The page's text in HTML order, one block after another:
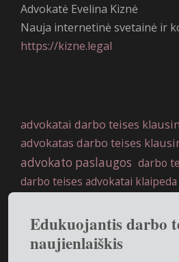
Advokatė Evelina Kiznė
Nauja internetinė svetainė ir
https://kizne.legal
advokatai darbo teises
advokatas darbo teises
advokato paslaugos darbo
darbo teises advokatai klaipeda
darbo teises advokatas darbo
darbo teisės teisininkas
Edukuojantis darbo
naujienlaiškis